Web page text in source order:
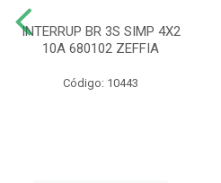
INTERRUP BR 3S SIMP 4X2
10A 680102 ZEFFIA
Código: 10443